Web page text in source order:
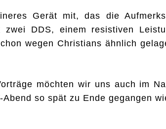
Gerät mit, das die
zwei DDS, einem resistiven
wegen Christians ähnlich
möchten wir uns auch im
so spät zu Ende gegangen